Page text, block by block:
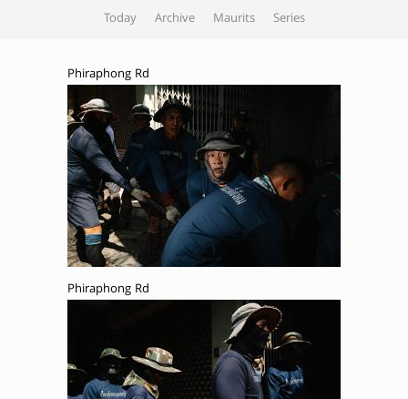
Today Archive Maurits Series
Phiraphong Rd
Phiraphong Rd